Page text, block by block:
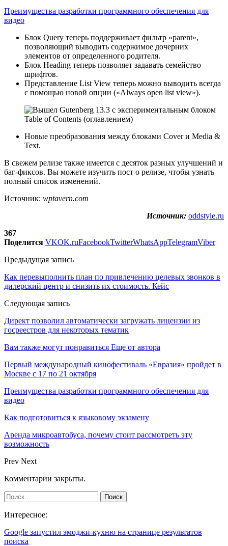
Преимущества разработки программного обеспечения для
видео
Блок Query теперь поддерживает фильтр «parent»,
позволяющий выводить содержимое дочерних
элементов от определенного родителя.
Блок Heading теперь позволяет задавать семейство
шрифтов.
Представление List View теперь можно выводить всегда
с помощью новой опции («Always open list view»).
Новые преобразования между блоками Cover и Media &
Text.
В свежем релизе также имеется с десяток разных улучшений и
баг-фиксов. Вы можете изучить пост о релизе, чтобы узнать
полный список изменений.
Источник: wptavern.com
Источник: oddstyle.ru
367
Поделится VKOK.ruFacebookTwitterWhatsAppTelegramViber
Предыдущая запись
Как перевыполнить план по привлечению целевых звонков в
дилерский центр и снизить их стоимость. Кейс
Следующая запись
Директ позволил автоматически загружать лицензии из
госреестров для некоторых тематик
Вам также могут понравиться Еще от автора
Первый международный кинофестиваль «Евразия» пройдет в
Москве с 17 по 21 октября
Преимущества разработки программного обеспечения для
видео
Как подготовиться к языковому экзамену
Аренда микроавтобуса, почему стоит рассмотреть эту
возможность
Prev Next
Комментарии закрыты.
Интересное:
Google запустил эмоджи-кухню на странице результатов
поиска